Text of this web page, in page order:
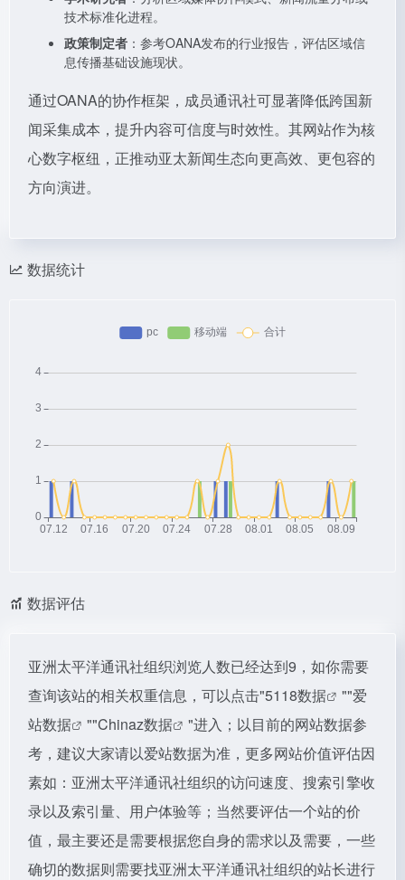
技术标准化进程。
政策制定者 ：参考OANA发布的行业报告，评估区域信
息传播基础设施现状。
通过OANA的协作框架，成员通讯社可显著降低跨国新
闻采集成本，提升内容可信度与时效性。其网站作为核
心数字枢纽，正推动亚太新闻生态向更高效、更包容的
方向演进。
数据统计
数据评估
亚洲太平洋通讯社组织浏览人数已经达到9，如你需要
查询该站的相关权重信息，可以点击"5118数据 ""爱
站数据
""Chinaz数据
"进入；以目前的网站数据参
考，建议大家请以爱站数据为准，更多网站价值评估因
素如：亚洲太平洋通讯社组织的访问速度、搜索引擎收
录以及索引量、用户体验等；当然要评估一个站的价
值，最主要还是需要根据您自身的需求以及需要，一些
确切的数据则需要找亚洲太平洋通讯社组织的站长进行